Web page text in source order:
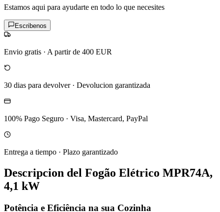
Estamos aqui para ayudarte en todo lo que necesites
Escribenos
Envio gratis · A partir de 400 EUR
30 dias para devolver· Devolucion garantizada
100% Pago Seguro · Visa, Mastercard, PayPal
Entrega a tiempo · Plazo garantizado
Descripcion del Fogão Elétrico MPR74A,
4,1 kW
Potência e Eficiência na sua Cozinha